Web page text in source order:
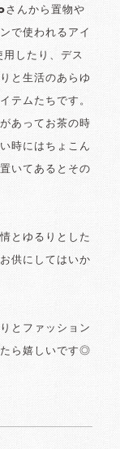
んから置物や
で使われるアイ
したり、デス
と生活のあらゆ
テムたちです。
あってお茶の時
時にはちょこん
いてあるとその
とゆるりとした
供にしてはいか
とファッション
ら嬉しいです◎